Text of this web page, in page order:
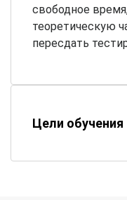
свободное
теоретическую
пересдать
Цели обучения